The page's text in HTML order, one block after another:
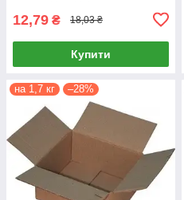
12,79 ₴ 18,03 ₴
Купити
на 1,7 кг –28%